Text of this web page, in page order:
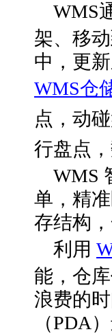
WMS
架、移
中， 更
WMS仓
点，动
行盘点
WMS
单，精
存结构
利用
能，仓
浪费的
（PDA